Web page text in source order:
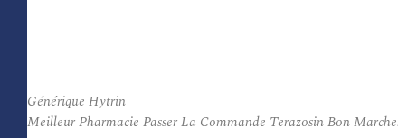
Générique Hytrin
Meilleur Pharmacie Passer La Commande Terazosin Bon